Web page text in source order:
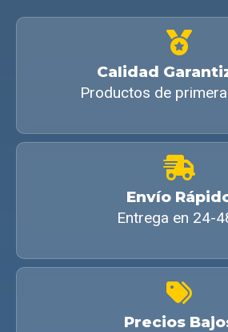
Calidad
Productos de
Envío
Entrega en 24-
Precios